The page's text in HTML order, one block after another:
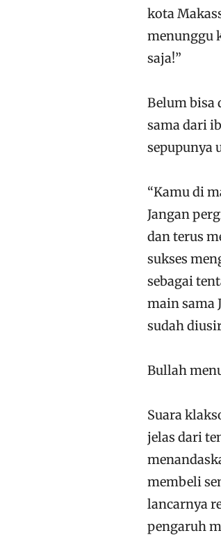
kota
menunggu
saja!”
Belum bisa
sama dari
sepupunya
“Kamu di
Jangan
dan terus
sukses
sebagai
main sama
sudah
Bullah
Suara
jelas dari
membeli
lancarnya
pengaruh